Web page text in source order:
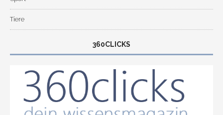
Tiere
360CLICKS